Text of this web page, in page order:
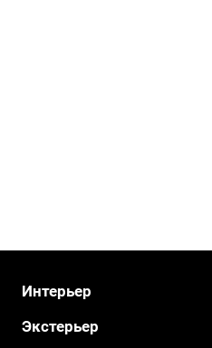
Интерьер
Экстерьер